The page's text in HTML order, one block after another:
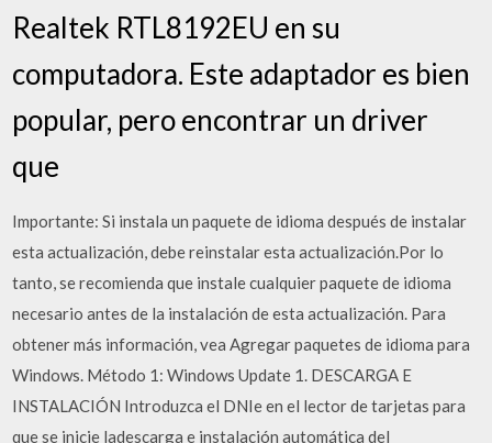
Realtek RTL8192EU en su
computadora. Este adaptador es bien
popular, pero encontrar un driver
que
Importante: Si instala un paquete de idioma después de instalar
esta actualización, debe reinstalar esta actualización.Por lo
tanto, se recomienda que instale cualquier paquete de idioma
necesario antes de la instalación de esta actualización. Para
obtener más información, vea Agregar paquetes de idioma para
Windows. Método 1: Windows Update 1. DESCARGA E
INSTALACIÓN Introduzca el DNIe en el lector de tarjetas para
que se inicie ladescarga e instalación automática del